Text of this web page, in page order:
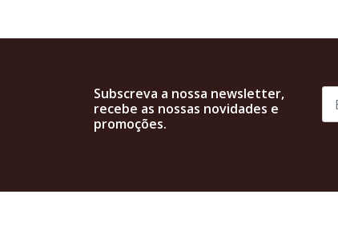
Subscreva a nossa newsletter,
recebe as nossas novidades e
promoções.